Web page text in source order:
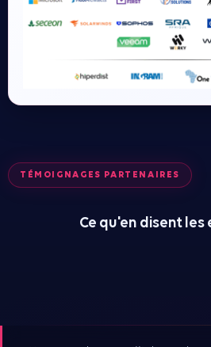
TÉMOIGNAGES PARTENAIRES
Ce qu'en disent les